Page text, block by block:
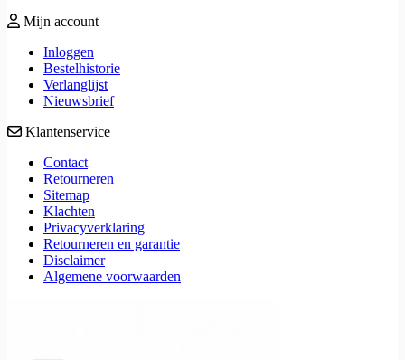
Mijn account
Inloggen
Bestelhistorie
Verlanglijst
Nieuwsbrief
Klantenservice
Contact
Retourneren
Sitemap
Klachten
Privacyverklaring
Retourneren en garantie
Disclaimer
Algemene voorwaarden